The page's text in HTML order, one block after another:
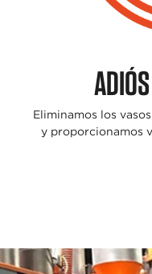
Eliminamos los vasos
y proporcionamos